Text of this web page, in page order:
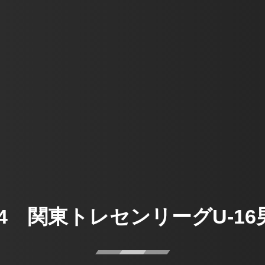
関東トレセンリーグU-16